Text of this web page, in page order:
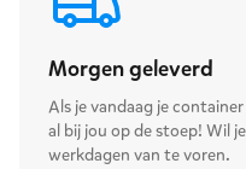
Morgen geleverd
Als je vandaag je
al bij jou op de stoep! Wil
werkdagen van te voren.